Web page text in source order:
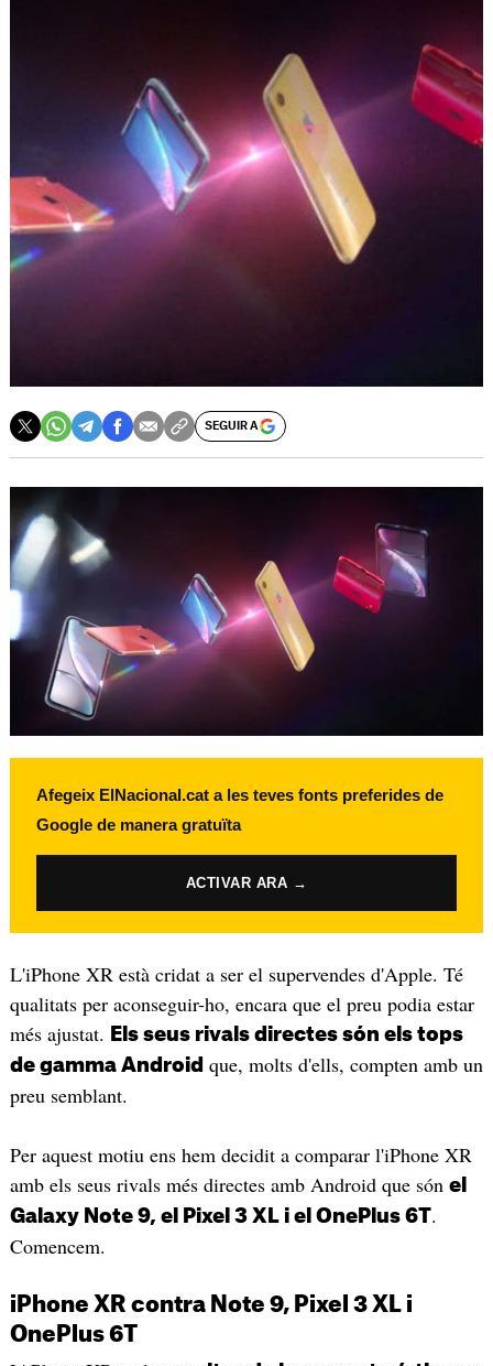
SEGUIR A
Afegeix ElNacional.cat a les teves fonts preferides de
Google de manera gratuïta
ACTIVAR ARA →
L'iPhone XR està cridat a ser el supervendes d'Apple. Té
qualitats per aconseguir-ho, encara que el preu podia estar
més ajustat.
Els seus rivals directes són els tops
de gamma Android que, molts d'ells, compten amb un
preu semblant.
Per aquest motiu ens hem decidit a comparar l'iPhone XR
amb els seus rivals més directes amb Android que són el
Galaxy Note 9, el Pixel 3 XL i el OnePlus 6T.
Comencem.
iPhone XR contra Note 9, Pixel 3 XL i
OnePlus 6T